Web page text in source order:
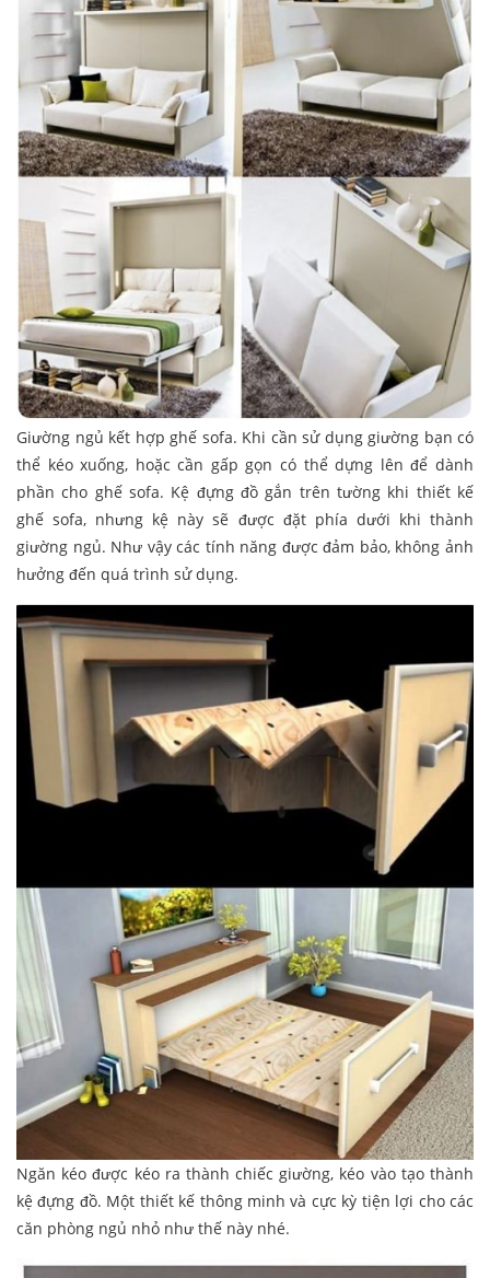
Giường ngủ kết hợp ghế sofa. Khi cần sử dụng giường bạn có
thể kéo xuống, hoặc cần gấp gọn có thể dựng lên để dành
phần cho ghế sofa. Kệ đựng đồ gắn trên tường khi thiết kế
ghế sofa, nhưng kệ này sẽ được đặt phía dưới khi thành
giường ngủ. Như vậy các tính năng được đảm bảo, không ảnh
hưởng đến quá trình sử dụng.
Ngăn kéo được kéo ra thành chiếc giường, kéo vào tạo thành
kệ đựng đồ. Một thiết kế thông minh và cực kỳ tiện lợi cho các
căn phòng ngủ nhỏ như thế này nhé.